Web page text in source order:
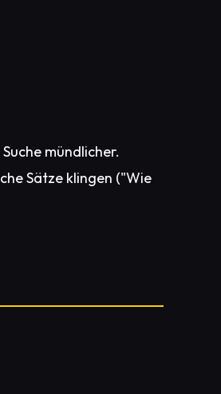
mündlicher.
Sätze klingen ("Wie